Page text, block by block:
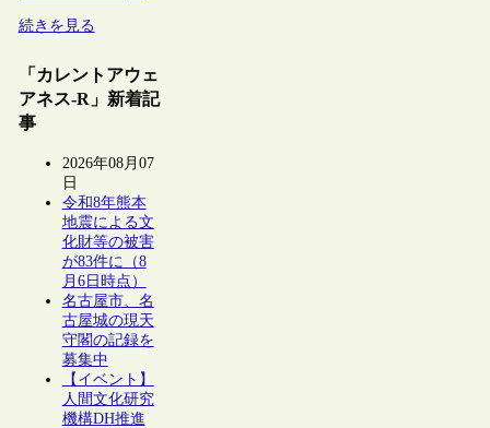
続きを見る
「カレントアウェ
アネス-R」新着記
事
2026年08月07
日
令和8年熊本
地震による文
化財等の被害
が83件に（8
月6日時点）
名古屋市、名
古屋城の現天
守閣の記録を
募集中
【イベント】
人間文化研究
機構DH推進